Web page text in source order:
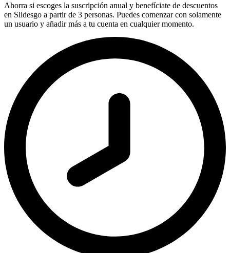
Ahorra si escoges la suscripción anual y benefíciate de descuentos
en Slidesgo a partir de 3 personas. Puedes comenzar con solamente
un usuario y añadir más a tu cuenta en cualquier momento.